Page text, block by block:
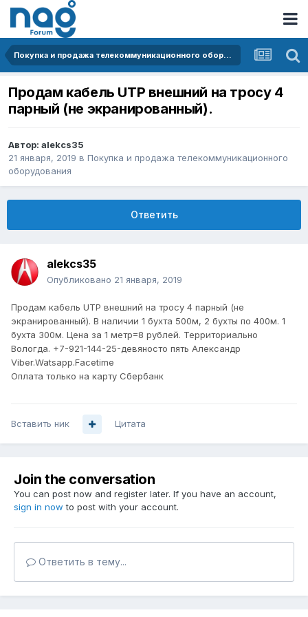
Покупка и продажа телекоммуникационного оборудования
Продам кабель UTP внешний на тросу 4
парный (не экранированный).
Автор: alekcs35
21 января, 2019 в Покупка и продажа телекоммуникационного
оборудования
Ответить
alekcs35
Опубликовано 21 января, 2019
Продам кабель UTP внешний на тросу 4 парный (не
экранированный). В наличии 1 бухта 500м, 2 бухты по 400м. 1
бухта 300м. Цена за 1 метр=8 рублей. Территориально
Вологда. +7-921-144-25-девяносто пять Александр
Viber.Watsapp.Facetime
Оплата только на карту Сбербанк
Вставить ник Цитата
Join the conversation
You can post now and register later. If you have an account,
sign in now to post with your account.
Ответить в тему...